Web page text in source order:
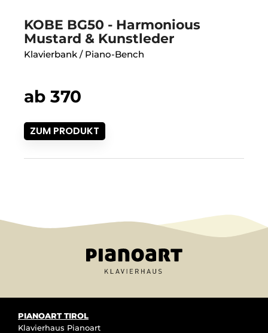
KOBE BG50 - Harmonious
Mustard & Kunstleder
Klavierbank / Piano-Bench
ab 370
ZUM PRODUKT
PIANOART TIROL
Klavierhaus Pianoart